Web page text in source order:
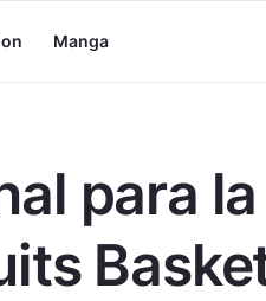
Manga
para la